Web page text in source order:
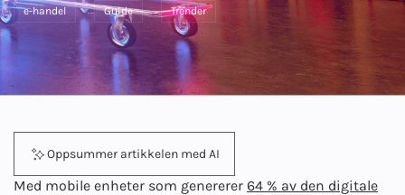
e-handel Guide Trender
Oppsummer artikkelen med AI
Med mobile enheter som genererer 64 % av den digitale